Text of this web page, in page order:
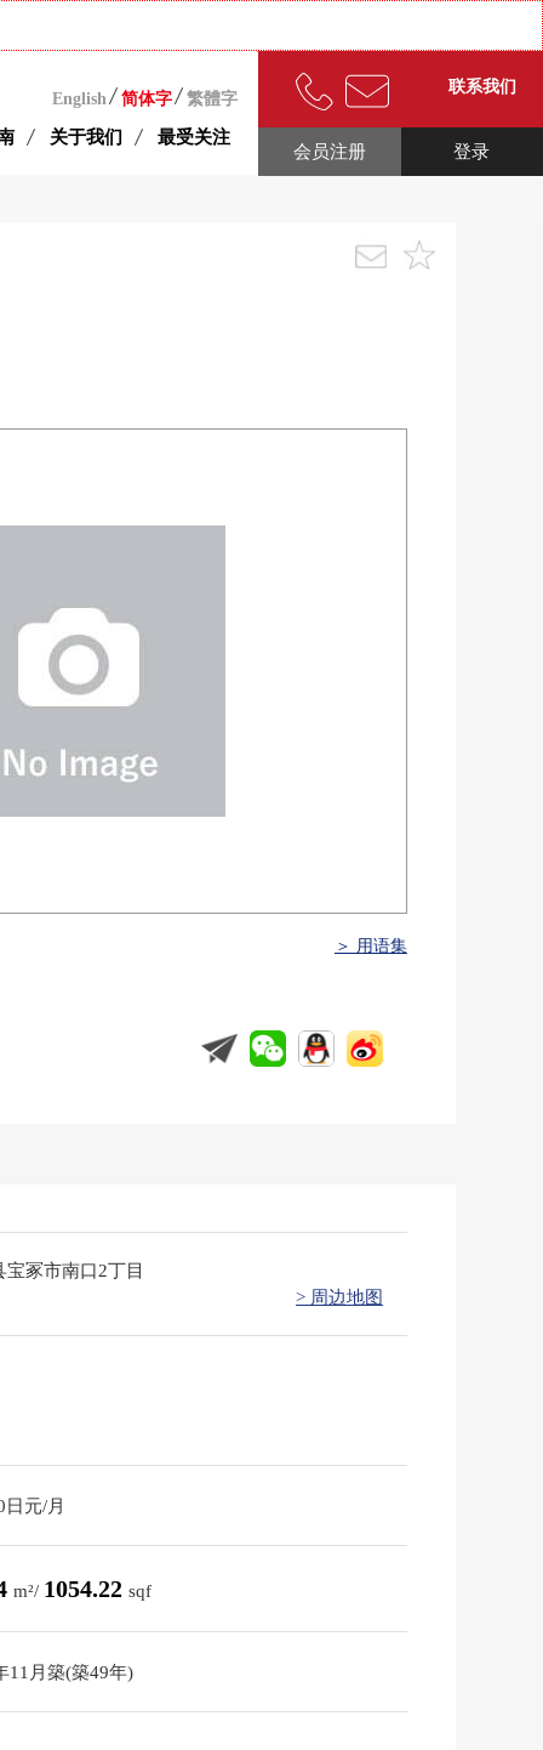
English 简体字 繁體字
关于我们 最受关注
联系我们
登录
会员注册
＞ 用语集
宝冢市南口2丁目
> 周边地图
日元/月
m²/ 1054.22 sqf
11月築(築49年)